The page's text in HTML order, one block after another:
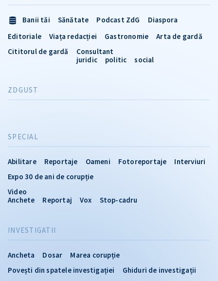
INVESTIGATII
Ancheta Dosar
Marea corupție
Povești din spatele investigației
Ghiduri de investigații
SPECIAL
Abilitare Reportaje Oameni Fotoreportaje
Interviuri
Expo 30 de ani de corupție
Video
Anchete
Reportaj Vox Stop-cadru
Banii tăi Sănătate Podcast ZdG
Diaspora
Editoriale
Viața redacției Gastronomie
Arta de gardă
Cititorul de gardă
Consultant
juridic
politic social
ZDGUST